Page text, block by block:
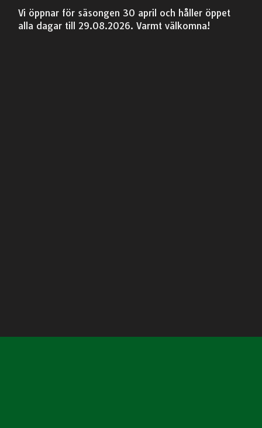
Vi öppnar för säsongen 30 april och håller öppet
alla dagar till 29.08.2026. Varmt välkomna!